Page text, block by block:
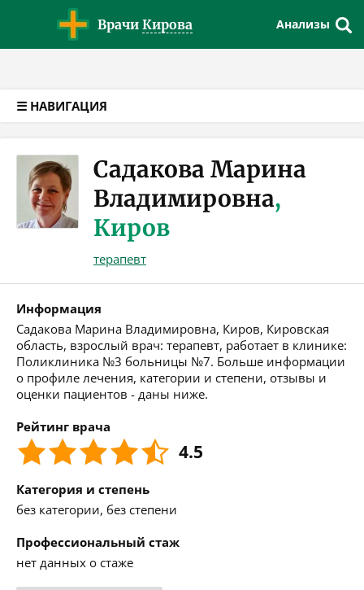
Врачи Кирова Анализы
☰ НАВИГАЦИЯ
Садакова Марина
Владимировна,
Киров
терапевт
Информация
Садакова Марина Владимировна, Киров, Кировская
область, взрослый врач: терапевт, работает в клинике:
Поликлиника №3 больницы №7. Больше информации
о профиле лечения, категории и степени, отзывы и
оценки пациентов - даны ниже.
Рейтинг врача
4.5
Категория и степень
без категории, без степени
Профессиональный стаж
нет данных о стаже